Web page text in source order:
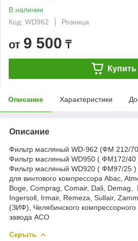
В наличии
Код: WD962
Розница
от 9 500 ₸
Купить
Описание Характеристики
Описание
Фильтр масляный WD-962 (ФМ 212/
Фильтр масляный WD950 ( ФМ172/40
Фильтр масляный WD920 ( ФМ97/25 )
для винтового компрессора Abac,
Boge, Comprag, Comair, Dali, Demag,
Ingersoll, Irmair, Remeza, Sullair,
(ЗИФ), Челябинского
завода АСО
Скрыть